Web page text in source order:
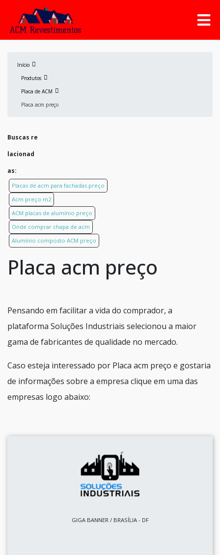
Início
Produtos
Placa de ACM
Placa acm preço
Buscas re
lacionad
as:
Placas de acm para fachadas preço
Acm preço m2
ACM placas de alumínio preço
Onde comprar chapa de acm
Alumínio composto ACM preço
Placa acm preço
Pensando em facilitar a vida do comprador, a
plataforma Soluções Industriais selecionou a maior
gama de fabricantes de qualidade no mercado.
Caso esteja interessado por Placa acm preço e gostaria
de informações sobre a empresa clique em uma das
empresas logo abaixo:
GIGA BANNER / BRASÍLIA - DF